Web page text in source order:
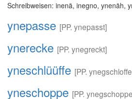
Schreibweisen: inenä, inegno, ynenäh,
ynepasse [PP. ynepasst]
ynerecke [PP. ynegreckt]
yneschlüüffe [PP.
yneschoppe [PP.